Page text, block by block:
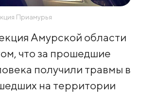
Приамурья
Амурской области
что за прошедшие
получили травмы в
на территории